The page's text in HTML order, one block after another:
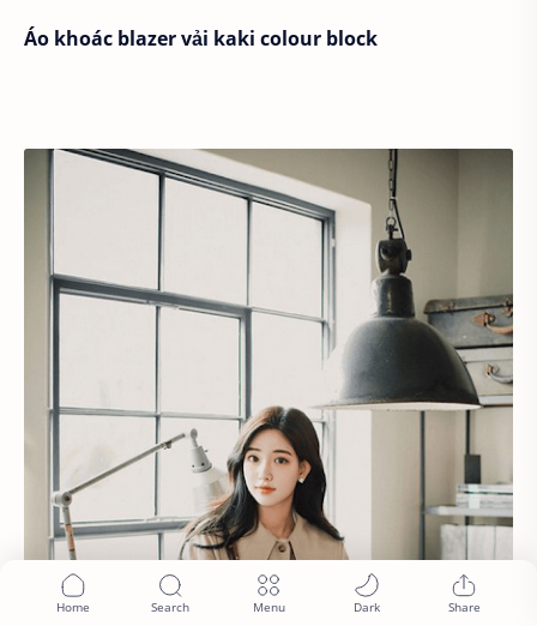
Áo khoác blazer vải kaki colour block